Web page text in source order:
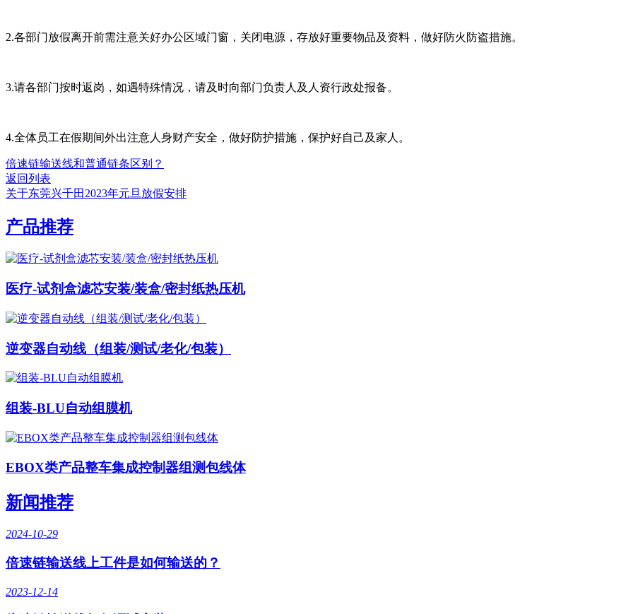
2.各部门放假离开前需注意关好办公区域门窗，关闭电源，存放好重要物品及资料，做好防火防盗措施。
3.请各部门按时返岗，如遇特殊情况，请及时向部门负责人及人资行政处报备。
4.全体员工在假期间外出注意人身财产安全，做好防护措施，保护好自己及家人。
倍速链输送线和普通链条区别？
返回列表
关于东莞兴千田2023年元旦放假安排
产品推荐
医疗-试剂盒滤芯安装/装盒/密封纸热压机
逆变器自动线（组装/测试/老化/包装）
组装-BLU自动组膜机
EBOX类产品整车集成控制器组测包线体
新闻推荐
2024-10-29
倍速链输送线上工件是如何输送的？
2023-12-14